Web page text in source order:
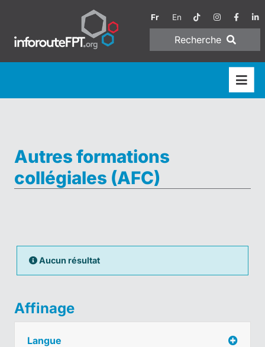
Fr En
Recherche
Autres formations
collégiales (AFC)
Aucun résultat
Affinage
Langue